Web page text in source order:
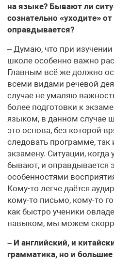
на языке? Бывают ли
сознательно «уходите»
оправдывается?
– Думаю, что при
школе особенно важно
Главным всё же должно
всеми видами речевой
случае не умаляю
более подготовки к
языком, в данном случае
это основа, без которой
следовать программе, так
экзамену. Ситуации, когда
бывают, и оправдывается
особенностями
Кому-то легче даётся
кому-то письмо, кому-то
как быстро ученики
навыком, мы можем
– И английский, и
грамматика, но и